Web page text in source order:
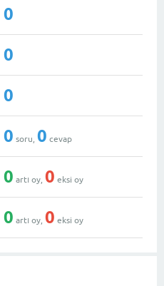
0
0
0
0 soru, 0 cevap
0 artı oy, 0 eksi oy
0 artı oy, 0 eksi oy